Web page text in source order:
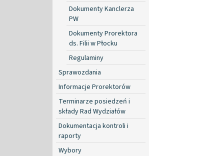
Dokumenty Kanclerza
PW
Dokumenty Prorektora
ds. Filii w Płocku
Regulaminy
Sprawozdania
Informacje Prorektorów
Terminarze posiedzeń i
składy Rad Wydziałów
Dokumentacja kontroli i
raporty
Wybory